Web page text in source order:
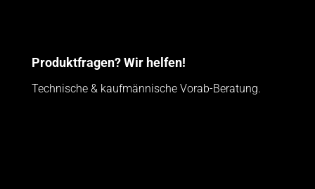
Produktfragen? Wir helfen!
Technische & kaufmännische Vorab-Beratung.